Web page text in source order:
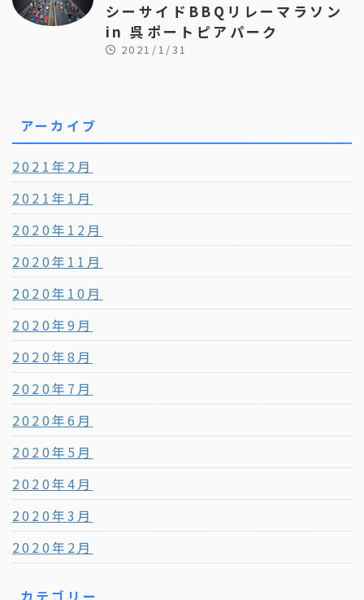
シーサイドBBQリレーマラソン
in 呉ポートピアパーク
2021/1/31
アーカイブ
2021年2月
2021年1月
2020年12月
2020年11月
2020年10月
2020年9月
2020年8月
2020年7月
2020年6月
2020年5月
2020年4月
2020年3月
2020年2月
カテゴリー